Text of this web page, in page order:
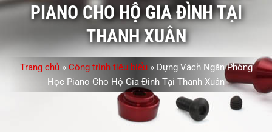
PIANO CHO HỘ GIA ĐÌNH TẠI
THANH XUÂN
Trang chủ» Công trình tiêu biểu» Dựng Vách Ngăn Phòng
Học Piano Cho Hộ Gia Đình Tại Thanh Xuân